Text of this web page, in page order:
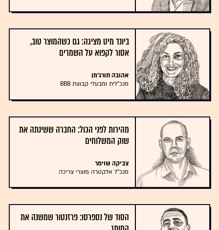
ביונד מיט מציגה: גם כשהמוצר טוב,
אסור לקפוא על השמרים
אהובה תורג'מן
מנכ"לית ומבעלי קבוצת BBB
מהירות לפני הכול: החברה ששינתה את
שוק המשלוחים
צביקה שוימר
מנכ"ל אלקטרה מוצרי צריכה
הסוד של נספרסו: פרזנטור שמשנה את